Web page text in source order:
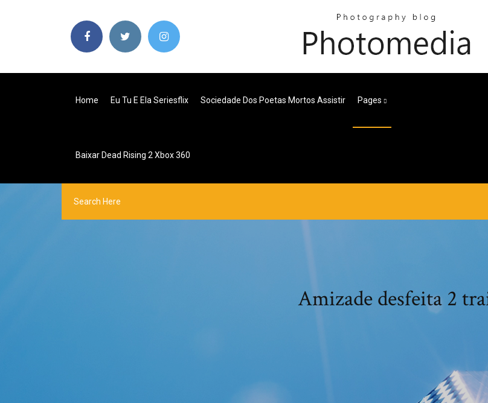
Home Eu Tu E Ela Seriesflix Sociedade Dos Poetas Mortos Assistir Pages
Baixar Dead Rising 2 Xbox 360
Amizade desfeita 2